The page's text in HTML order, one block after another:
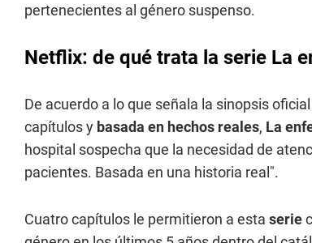
pertenecientes al género suspenso.
Netflix: de qué trata la serie La
De acuerdo a lo que señala la sinopsis
capítulos y basada en hechos reales, La
hospital sospecha que la necesidad de
pacientes. Basada en una historia real".
Cuatro capítulos le permitieron a esta serie